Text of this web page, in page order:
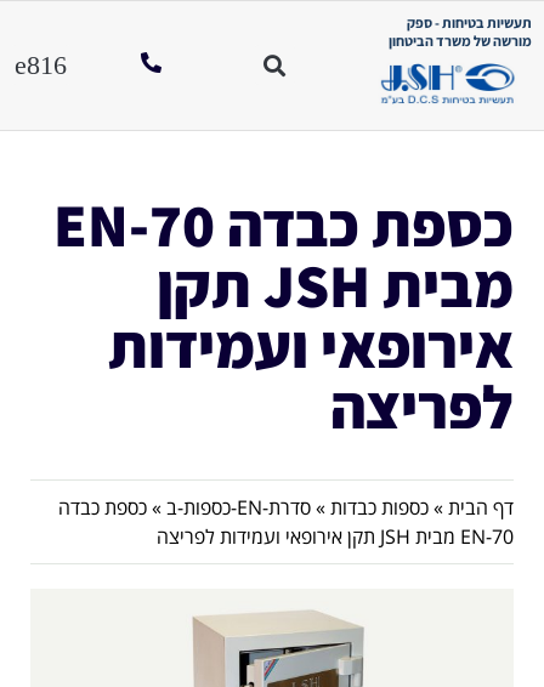
תעשיות בטיחות - ספק
מורשה של משרד הביטחון
כספת כבדה EN-70
מבית JSH תקן
אירופאי ועמידות
לפריצה
דף הבית»כספות כבדות»סדרת-EN-כספות-ב »כספת כבדה
EN-70 מבית JSH תקן אירופאי ועמידות לפריצה